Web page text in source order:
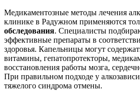
Медикаментозные методы лечения
клинике в Радужном применяются
обследования. Специалисты
эффективные препараты в
здоровья. Капельницы могут
витамины, гепатопротекторы,
восстановления работы мозга,
При правильном подходе у
тяжелого синдрома отмены.